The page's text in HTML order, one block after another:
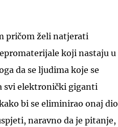
pričom želi natjerati
koji nastaju u
da se ljudima koje se
svi elektronički giganti
bi se eliminirao onaj dio
naravno da je pitanje,